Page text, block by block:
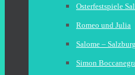
Osterfestspiele
Romeo und Julia
Salome –
Simon